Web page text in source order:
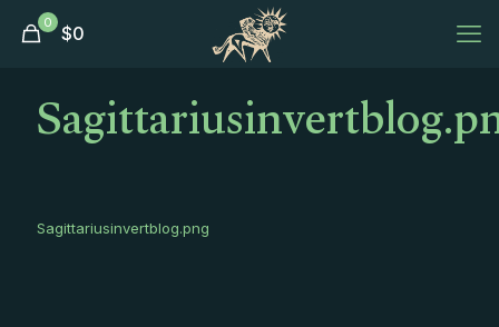
0 $0
Sagittariusinvertblog.png